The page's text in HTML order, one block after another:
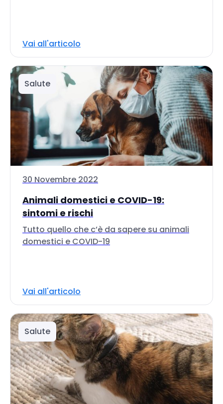
Vai all'articolo
Salute
30 Novembre 2022
Animali domestici e COVID-19:
sintomi e rischi
Tutto quello che c’è da sapere su animali
domestici e COVID-19
Vai all'articolo
Salute